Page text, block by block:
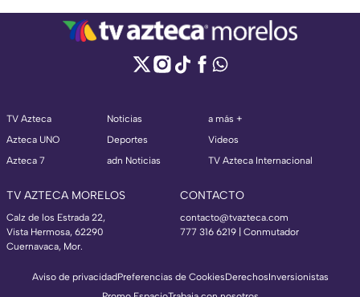
TV Azteca
Azteca UNO
Azteca 7
Noticias
Deportes
adn Noticias
a más +
Videos
TV Azteca Internacional
TV AZTECA MORELOS
Calz de los Estrada 22,
Vista Hermosa, 62290
Cuernavaca, Mor.
CONTACTO
contacto@tvazteca.com
777 316 6219 | Conmutador
Aviso de privacidadPreferencias de CookiesDerechosInversionistas